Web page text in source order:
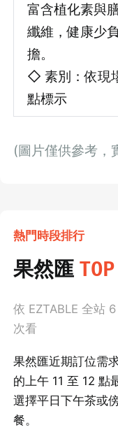
富含植化素與
纖維，健康少負
擔。
◇ 素別：依現
點標示
(圖片僅供參考，
熱門時段排行
果然匯
依 EZTABLE 全站 6
次看
果然匯近期訂位需
的上午 11 至 12 點
選擇平日下午茶或
餐。